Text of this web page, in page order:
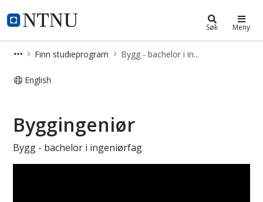
NTNU Hjemmeside
Bygg - bachelor i ingeniørfag
Søk Meny
Finn studieprogram Bygg - bachelor i ingeniørfag
English
Byggingeniør
Bygg - bachelor i ingeniørfag